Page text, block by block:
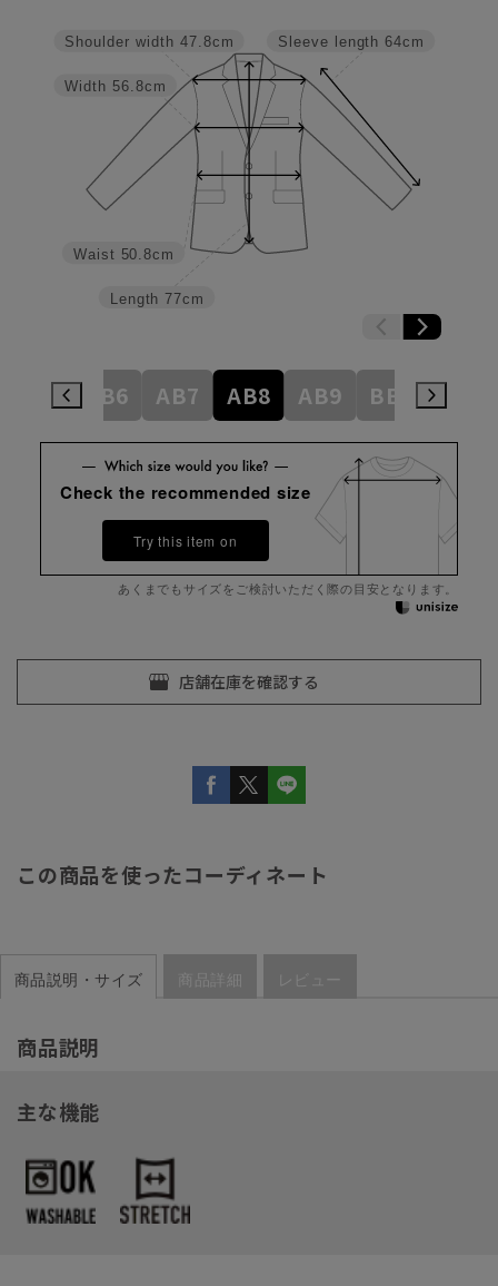
Sleeve length 64cm
Length 77cm
Waist 50.8cm
Width 56.8cm
Shoulder width 47.8cm
AB6 AB7 AB8 AB9 BE3
Check the recommended size
Try this item on
あくまでもサイズをご検討いただく際の目安となります。
この商品を使ったコーディネート
商品説明・サイズ 商品詳細 レビュー
商品説明
主な機能